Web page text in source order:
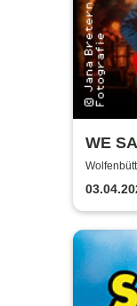
WE